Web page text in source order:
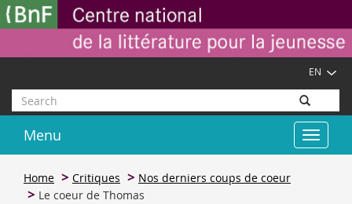
Skip
to
content
EN
Search
Toggle
Menu
Home Critiques
Nos derniers coups de coeur
Le coeur de Thomas
Cookies management panel